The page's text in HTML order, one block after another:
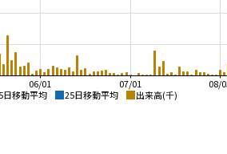
5日移動平均 25日移動平均 出来高(千)
08/
07/01
06/01